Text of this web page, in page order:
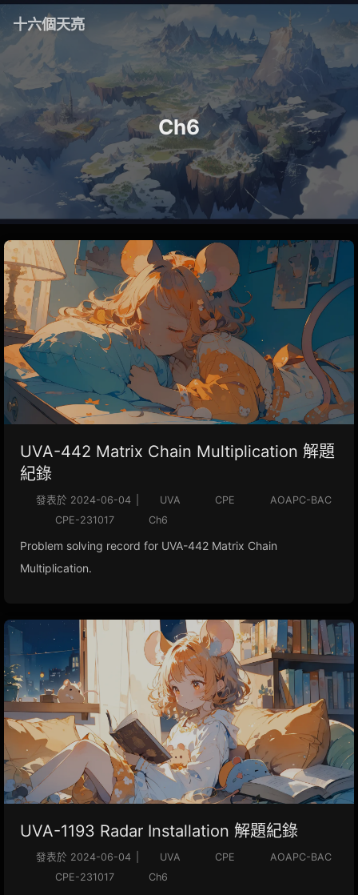
十六個天亮
Ch6
UVA-442 Matrix Chain Multiplication 解題
紀錄
發表於 2024-06-04 UVA CPE
AOAPC-BAC
CPE-231017
Ch6
Problem solving record for UVA-442 Matrix Chain
Multiplication.
UVA-1193 Radar Installation 解題紀錄
發表於 2024-06-04 UVA CPE
AOAPC-BAC
CPE-231017
Ch6